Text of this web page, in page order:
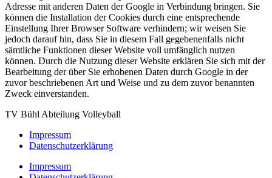
Adresse mit anderen Daten der Google in Verbindung bringen. Sie
können die Installation der Cookies durch eine entsprechende
Einstellung Ihrer Browser Software verhindern; wir weisen Sie
jedoch darauf hin, dass Sie in diesem Fall gegebenenfalls nicht
sämtliche Funktionen dieser Website voll umfänglich nutzen
können. Durch die Nutzung dieser Website erklären Sie sich mit der
Bearbeitung der über Sie erhobenen Daten durch Google in der
zuvor beschriebenen Art und Weise und zu dem zuvor benannten
Zweck einverstanden.
TV Bühl Abteilung Volleyball
Impressum
Datenschutzerklärung
Impressum